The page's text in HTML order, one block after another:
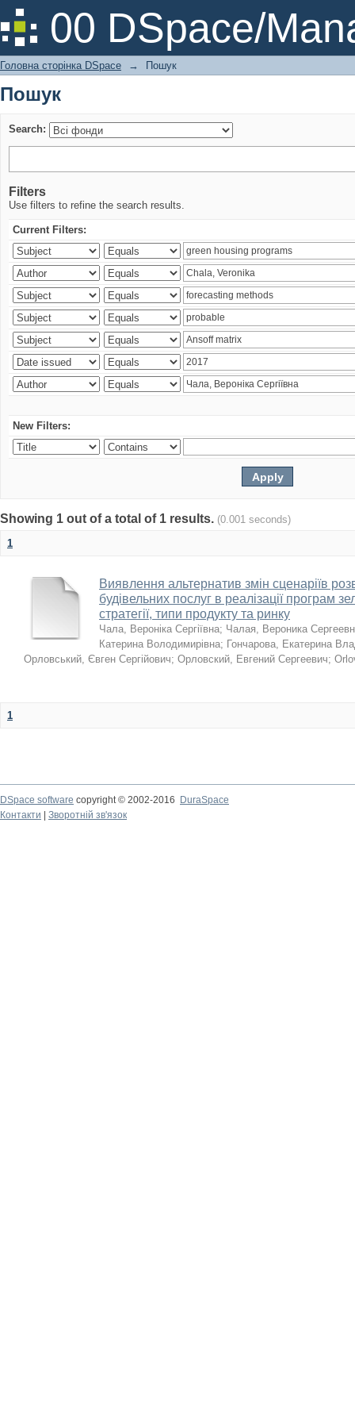
00 DSpace/
Пошук
Головна сторінка DSpace → Пошук
Пошук
Search:
Filters
Use filters to refine the search results.
Current Filters:
New Filters:
Showing 1 out of a total of 1 results. (0.001 seconds)
1
Виявлення альтернатив змін сценаріїв
будівельних послуг в реалізації програм
стратегії, типи продукту та ринку
Чала, Вероніка Сергіївна; Чалая, Вероника
Катерина Володимирівна; Гончарова, Екатерина
Орловський, Євген Сергійович; Орловский, Евгений Сергеевич;
1
DSpace software copyright © 2002-2016
DuraSpace
Контакти
Зворотній зв'язок